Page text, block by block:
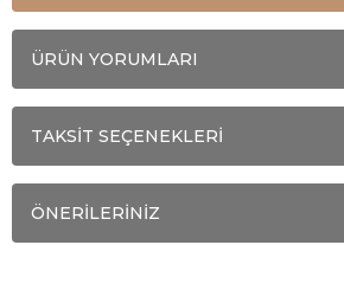
ÜRÜN YORUMLARI
TAKSİT SEÇENEKLERİ
ÖNERİLERİNİZ